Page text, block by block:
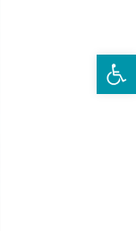
פתח סרגל נגישות